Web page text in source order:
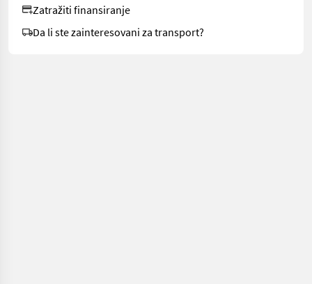
Zatražiti finansiranje
Da li ste zainteresovani za transport?